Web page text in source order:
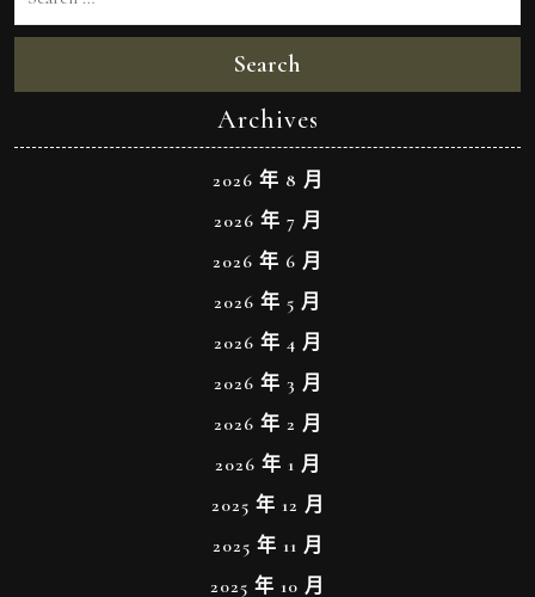
Search
Archives
2026 年 8 月
2026 年 7 月
2026 年 6 月
2026 年 5 月
2026 年 4 月
2026 年 3 月
2026 年 2 月
2026 年 1 月
2025 年 12 月
2025 年 11 月
2025 年 10 月